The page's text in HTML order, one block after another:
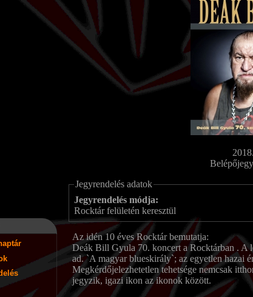
Jegyrendelés adatok
Jegyrendelés módja:
Rocktár felületén keresztül
Az idén 10 éves Rocktár bemutatja:
Deák Bill Gyula 70. koncert a Rocktárban . A
ad. `A magyar blueskirály`; az egyetlen hazai
Megkérdőjelezhetetlen tehetsége nemcsak
jegyzik, igazi ikon az ikonok között.